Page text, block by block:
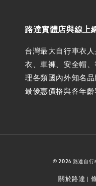
路達實體店與線上
台灣最大自行車衣
衣、車褲、安全帽
理各類國內外知名
最優惠價格與各年
© 2026 路達自行
關於路達 |